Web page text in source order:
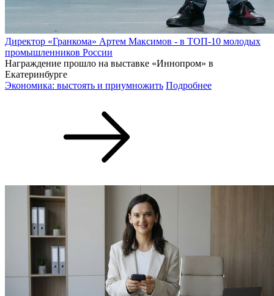
Директор «Гранкома» Артем Максимов - в ТОП-10 молодых
промышленников России
Награждение прошло на выставке «Иннопром» в
Екатеринбурге
Экономика: выстоять и приумножить Подробнее